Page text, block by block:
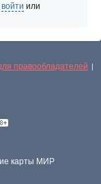
войти или
правообладателей |